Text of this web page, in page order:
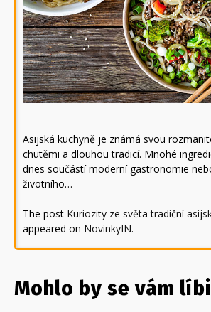
Asijská kuchyně je známá svou
chutěmi a dlouhou tradicí. Mnohé
dnes součástí moderní gastronomie
životního…
The post Kuriozity ze světa tradiční
appeared on NovinkyIN.
Mohlo by se vám